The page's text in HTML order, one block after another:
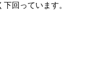
回っています。